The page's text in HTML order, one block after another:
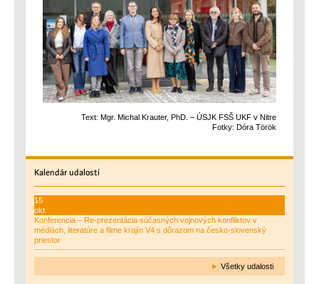
Text: Mgr. Michal Krauter, PhD. – ÚSJK FSŠ UKF v Nitre
Fotky: Dóra Török
Kalendárudalostí
15
okt
Konferencia – Re-prezentácia súčasných vojnových konfliktov v
médiách, literatúre a filme krajín V4 s dôrazom na česko-slovenský
priestor
► Všetky udalosti